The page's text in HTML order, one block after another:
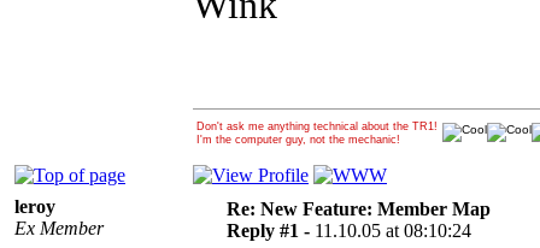
Don't ask me anything technical about the TR1!
I'm the computer guy, not the mechanic!
leroy
Ex Member
Re: New Feature: Member Map
Reply #1 - 11.10.05 at 08:10:24